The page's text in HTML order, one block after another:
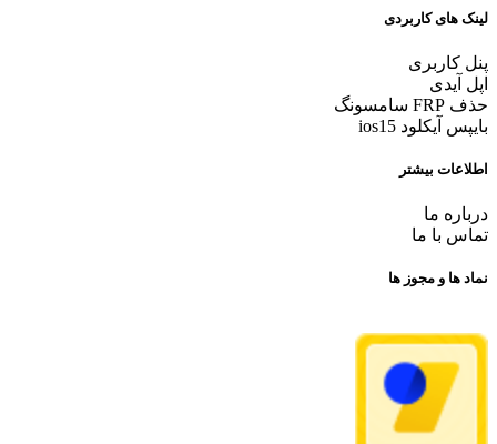
لینک های کاربردی
پنل کاربری
اپل آیدی
حذف FRP سامسونگ
بایپس آیکلود ios15
اطلاعات بیشتر
درباره ما
تماس با ما
نماد ها و مجوز ها